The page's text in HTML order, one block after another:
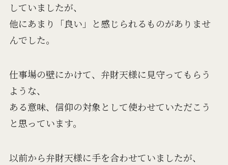
していましたが、
他にあまり「良い」と感じられるものがありませ
んでした。
仕事場の壁にかけて、弁財天様に見守ってもらう
ような、
ある意味、信仰の対象として使わせていただこう
と思っています。
以前から弁財天様に手を合わせていましたが、